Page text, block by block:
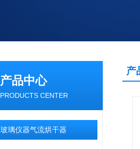
产品中心
PRODUCTS CENTER
玻璃仪器气流烘干器
产